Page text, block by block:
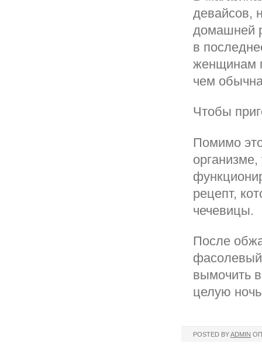
девайсов,
домашней
в
женщинам
чем
Чтобы
Помимо
рецепт,
чечевицы.
После
фасолевый
вымочить
целую
POSTED BYADMIN